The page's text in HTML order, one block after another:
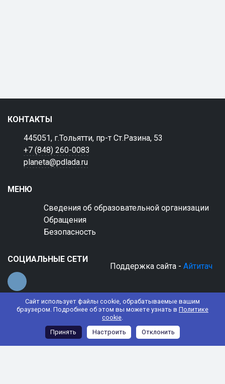
Сайт использует файлы cookie, обрабатываемые вашим
браузером. Подробнее об этом вы можете узнать в Политике
cookie.
Принять
Настроить Отклонить
КОНТАКТЫ
445051, г.Тольятти, пр-т Ст.Разина, 53
+7 (848) 260-0083
planeta@pdlada.ru
МЕНЮ
Сведения об образовательной организации
Обращения
Безопасность
СОЦИАЛЬНЫЕ СЕТИ
Поддержка сайта - Айтитач
© 2022 АНО ДО "Планета детства "Лада"